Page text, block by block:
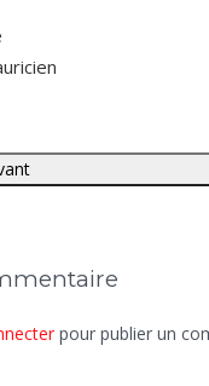
pour publier un